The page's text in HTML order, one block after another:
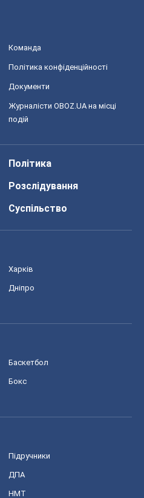
Команда
Політика конфіденційності
Документи
Журналісти OBOZ.UA на місці
подій
Політика
Розслідування
Суспільство
Харків
Дніпро
Баскетбол
Бокс
Підручники
ДПА
НМТ